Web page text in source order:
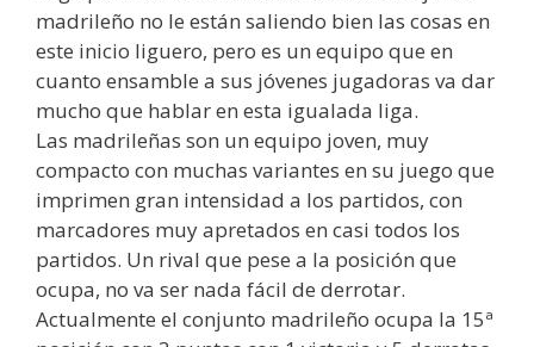
madrileño no le están saliendo bien las cosas en
este inicio liguero, pero es un equipo que en
cuanto ensamble a sus jóvenes jugadoras va dar
mucho que hablar en esta igualada liga.
Las madrileñas son un equipo joven, muy
compacto con muchas variantes en su juego que
imprimen gran intensidad a los partidos, con
marcadores muy apretados en casi todos los
partidos. Un rival que pese a la posición que
ocupa, no va ser nada fácil de derrotar.
Actualmente el conjunto madrileño ocupa la 15ª